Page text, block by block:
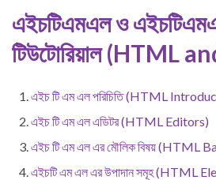
এইচটিএমএল ও
টিউটোরিয়াল (HTML
এইচ টি এম এল পরিচিতি (HTML
এইচ টি এম এল এডিটর (HTML Editors)
এইচ টি এম এল এর মৌলিক বিষয় (HTML
এইচটি এম এল এর উপাদান সমূহ (HTML